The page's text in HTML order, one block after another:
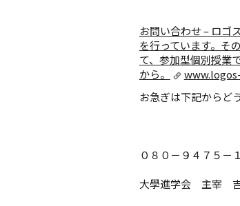
お問い合わせ – ロゴ
を行っています。そ
て、参加型個別授業
から。
お急ぎは下記からど
０８０－９４７５－
大學進学会 主宰